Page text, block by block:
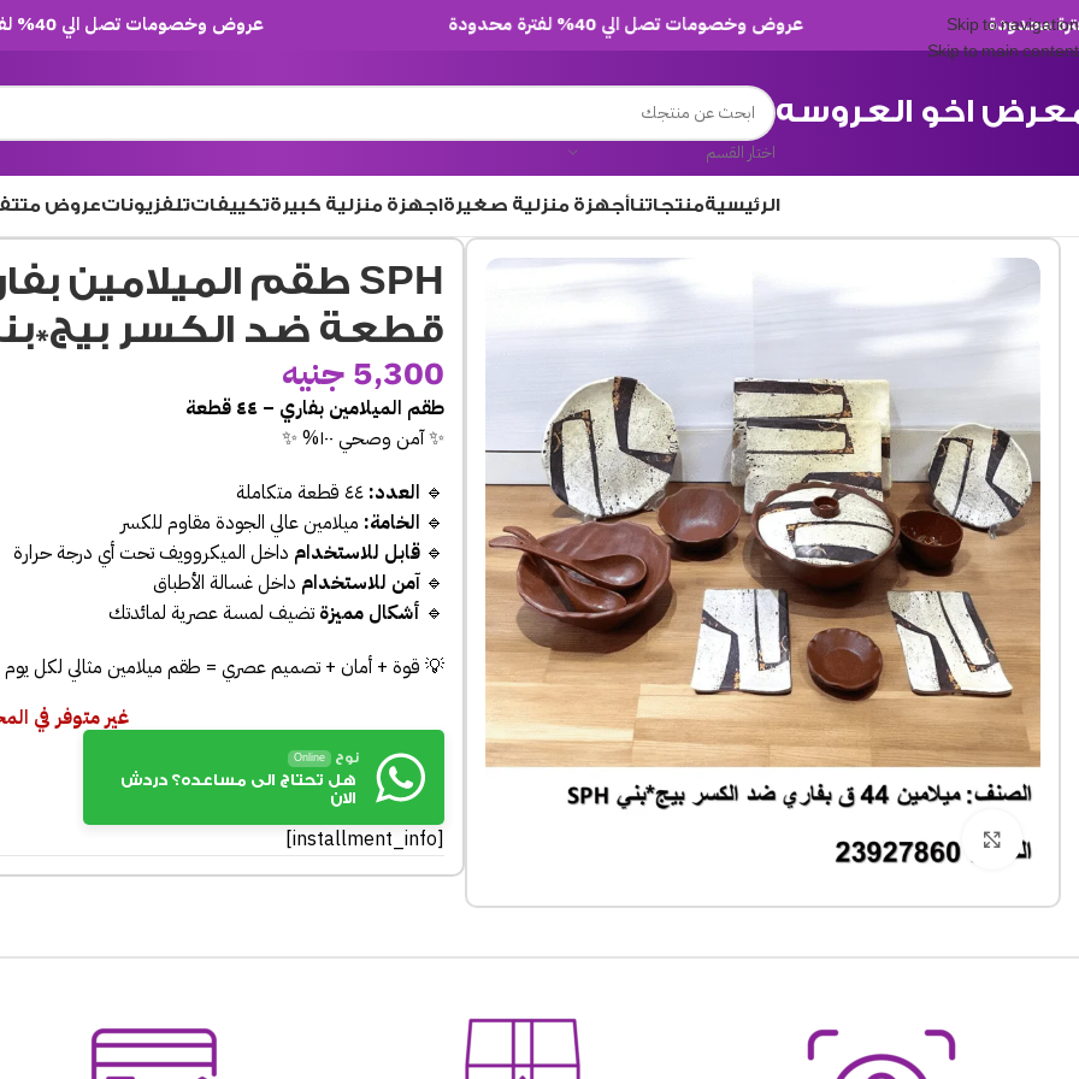
Skip to navigation
Skip to main content
عروض وخصومات تصل الي 40% لفترة محدودة عروض وخصومات تصل الي 40% لفترة محدودة
اخو العروسه
اختار القسم
الرئيسيةمنتجاتناأجهزة منزلية صغيرةاجهزة منزلية كبيرةتكييفاتتلفزيوناتعروض
Click to enlarge
قطعة ضد الكسر
5,300جنيه
طقم الميلامين بفاري – ٤٤ قطعة
✨ آمن وصحي ١٠٠% ✨
🔹 العدد: ٤٤ قطعة متكاملة
🔹 الخامة: ميلامين عالي الجودة مقاوم للكسر
🔹قابل للاستخدام داخل الميكروويف تحت أي درجة حرارة
🔹آمن للاستخدام داخل غسالة الأطباق
🔹 أشكال مميزة تضيف لمسة عصرية لمائدتك
💡 قوة + أمان + تصميم عصري = طقم ميلامين مثالي لكل يوم
غير متوفر في
نوح Online
هل تحتاج الى مساعده؟ دردش
الان
[installment_info]